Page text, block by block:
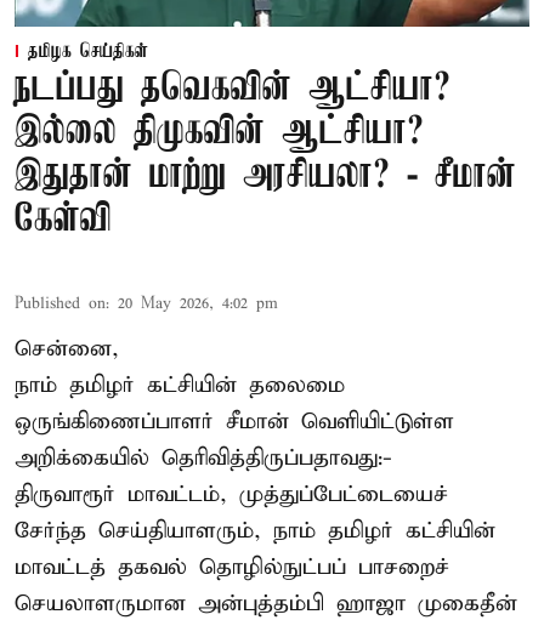
தமிழக செய்திகள்
நடப்பது தவெகவின் ஆட்சியா?
இல்லை திமுகவின் ஆட்சியா?
இதுதான் மாற்று அரசியலா? - சீமான்
கேள்வி
Published on: 20 May 2026, 4:02 pm
சென்னை,
நாம் தமிழர் கட்சியின் தலைமை
ஒருங்கிணைப்பாளர் சீமான் வெளியிட்டுள்ள
அறிக்கையில் தெரிவித்திருப்பதாவது:-
திருவாரூர் மாவட்டம், முத்துப்பேட்டையைச்
சேர்ந்த செய்தியாளரும், நாம் தமிழர் கட்சியின்
மாவட்டத் தகவல் தொழில்நுட்பப் பாசறைச்
செயலாளருமான அன்புத்தம்பி ஹாஜா முகைதீன்